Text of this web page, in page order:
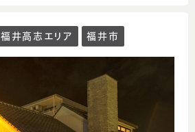
福井高志エリア 福井市